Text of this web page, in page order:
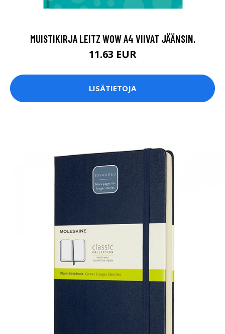
MUISTIKIRJA LEITZ WOW A4 VIIVAT JÄÄNSIN.
11.63 EUR
LISÄTIETOJA